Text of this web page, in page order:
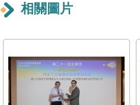
情
相關圖片